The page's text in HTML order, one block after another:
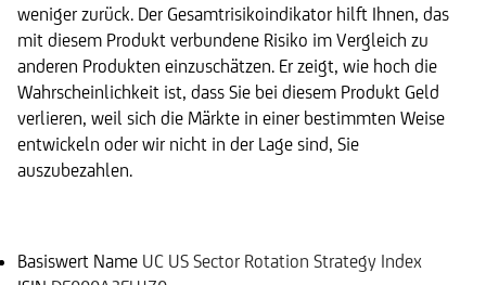
weniger zurück. Der Gesamtrisikoindikator hilft Ihnen, das
mit diesem Produkt verbundene Risiko im Vergleich zu
anderen Produkten einzuschätzen. Er zeigt, wie hoch die
Wahrscheinlichkeit ist, dass Sie bei diesem Produkt Geld
verlieren, weil sich die Märkte in einer bestimmten Weise
entwickeln oder wir nicht in der Lage sind, Sie
auszubezahlen.
Basiswert Name UC US Sector Rotation Strategy Index